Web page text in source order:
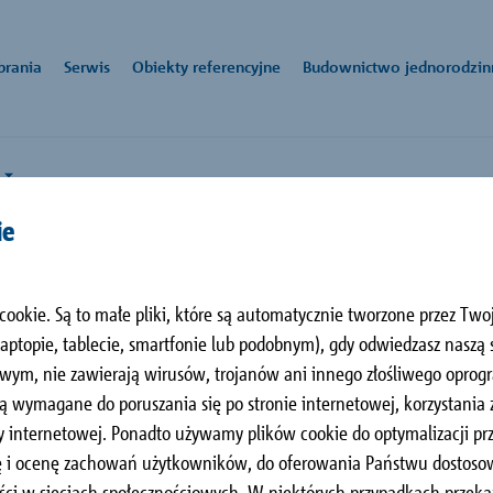
Są to małe pliki, które są automatycznie tworzone przez
tablecie, smartfonie lub podobnym), gdy odwiedzasz naszą
nie zawierają wirusów, trojanów ani innego złośliwego
wymagane do poruszania się po stronie internetowej,
internetowej. Ponadto używamy plików cookie do optymalizacji
ocenę zachowań użytkowników, do oferowania Państwu
elementy konstrukcji
Stropy Schody
elementów budowlanych służących do racjonalizacji na
firma Schöck oferuje innowacyjne produkty i systemy w
tłumienia odgłosów kroków i techniki zbrojenia.
BIM
Serwis Obiekty referencyjne
Pobierowo, PL
Budownictwo
i Schöck Isolink® ułatwią Ci to
14,
33
ul.
43-
+48
grubości 120 mm
punktowo siły